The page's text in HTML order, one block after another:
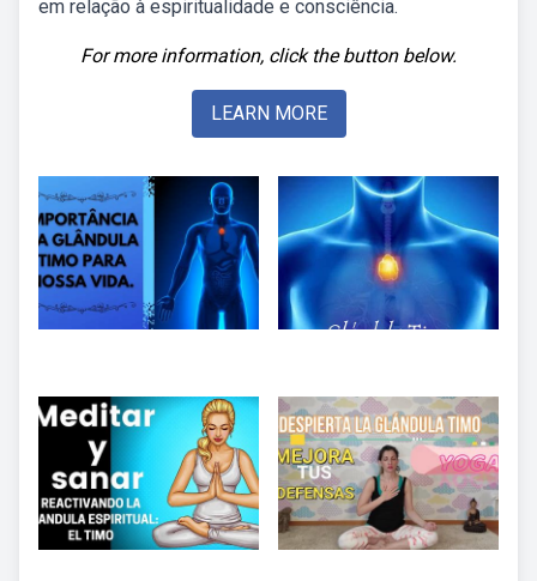
em relação à espiritualidade e consciência.
For more information, click the button below.
LEARN MORE